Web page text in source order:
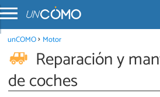
unCOMO Motor
Reparación y
de coches